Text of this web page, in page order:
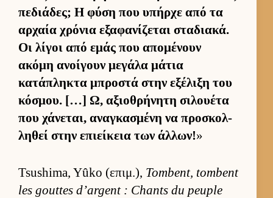
πεδιάδες; Η φύση που υπήρχε από τα
αρ­χαία χρόνια εξαφανίζεται σταδια­κά.
Οι λίγοι από εμάς που απομένουν
ακόμη ανοί­γουν μεγάλα μάτια
κατάπληκτα μπροστά στην εξέλιξη του
κόσμου. […] Ω, αξιο­θρήνητη σιλου­έτα
που χάνεται, αναγκασμένη να προσκολ­
ληθεί στην επιεί­κεια των άλ­λων!»
Tsushima, Yûko (επιμ.), Tombent, tombent
les gouttes d’argent : Chants du peuple